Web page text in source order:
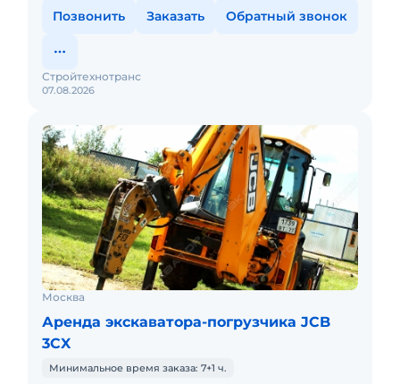
Позвонить Заказать Обратный звонок
07.08.2026
Стройтехнотранс
Москва
Аренда экскаватора-погрузчика JCB
3CX
Минимальное время заказа: 7+1 ч.